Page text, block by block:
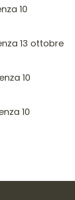
10
13 ottobre
10
10